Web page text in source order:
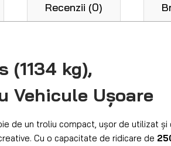
Recenzii (0)
(1134 kg),
Vehicule Ușoare
de un troliu compact, ușor de utilizat și
Cu o capacitate de ridicare de